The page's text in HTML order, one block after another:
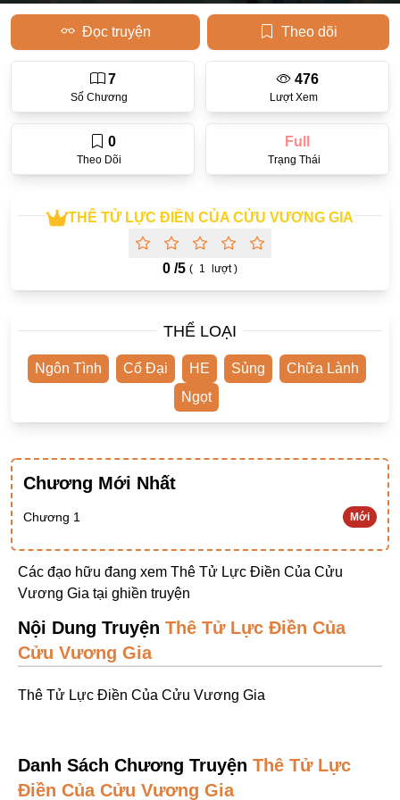
Học Đường
Điền Văn
Thanh Xuân Vườn Trường
Cưới Trước Yêu Sau
Hành Động
Phương Đông
Showbiz
Ngược Nữ
Khác
Niên Đại
Trinh Thám
Thức Tỉnh Nhân Vật
SE
THÊ TỬ LỰC ĐIỀN CỦA CỬU VƯƠNG GIA
0 /5 ( 1 lượt )
Số Chương
7
Lượt Xem
476
Theo Dõi
0
Trạng Thái
Full
THỂ LOẠI
Ngôn Tình Cổ Đại HE Sủng
Chữa Lành
Ngọt
Đọc truyện Theo dõi
Chương Mới Nhất
Chương 1 Mới
Các đạo hữu đang xem Thê Tử Lực Điền Của Cửu
Vương Gia tại ghiền truyện
Nội Dung Truyện Thê Tử Lực Điền Của
Cửu Vương Gia
Thê Tử Lực Điền Của Cửu Vương Gia
Danh Sách Chương Truyện Thê Tử Lực
Điền Của Cửu Vương Gia